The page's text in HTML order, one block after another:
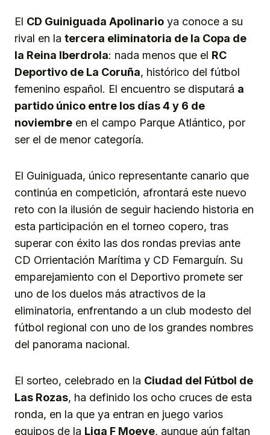
El CD Guiniguada Apolinario ya conoce a su
rival en la tercera eliminatoria de la Copa de
la Reina Iberdrola: nada menos que el RC
Deportivo de La Coruña, histórico del fútbol
femenino español. El encuentro se disputará a
partido único entre los días 4 y 6 de
noviembre en el campo Parque Atlántico, por
ser el de menor categoría.
El Guiniguada, único representante canario que
continúa en competición, afrontará este nuevo
reto con la ilusión de seguir haciendo historia en
esta participación en el torneo copero, tras
superar con éxito las dos rondas previas ante
CD Orrientación Marítima y CD Femarguín. Su
emparejamiento con el Deportivo promete ser
uno de los duelos más atractivos de la
eliminatoria, enfrentando a un club modesto del
fútbol regional con uno de los grandes nombres
del panorama nacional.
El sorteo, celebrado en la Ciudad del Fútbol de
Las Rozas, ha definido los ocho cruces de esta
ronda, en la que ya entran en juego varios
equipos de la Liga F Moeve, aunque aún faltan